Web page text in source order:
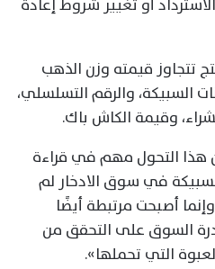
أو تغيير شروط إعادة
تتجاوز قيمته وزن الذهب
السبيكة، والرقم التسلسلي،
وقيمة الكاش باك.
هذا التحول مهم في قراءة
في سوق الادخار لم
أصبحت مرتبطة أيضًا
السوق على التحقق من
التي تحملها».